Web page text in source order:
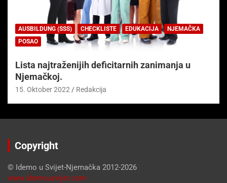
AUSBILDUNG (SSS) CHECKLISTE EDUKACIJA
NJEMAČKA
POSAO
Lista najtraženijih deficitarnih zanimanja u
Njemačkoj.
15. Oktober 2022 Redakcija
Copyright
© Idemo u Svijet-Njemačka 2012-2026
www.idemousvijet.com